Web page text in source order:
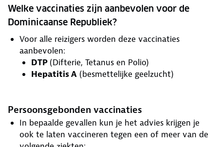
Welke vaccinaties zijn aanbevolen voor de
Dominicaanse Republiek?
Voor alle reizigers worden deze vaccinaties
aanbevolen:
DTP (Difterie, Tetanus en Polio)
Hepatitis A (besmettelijke geelzucht)
Persoonsgebonden vaccinaties
In bepaalde gevallen kun je het advies krijgen je
ook te laten vaccineren tegen een of meer van de